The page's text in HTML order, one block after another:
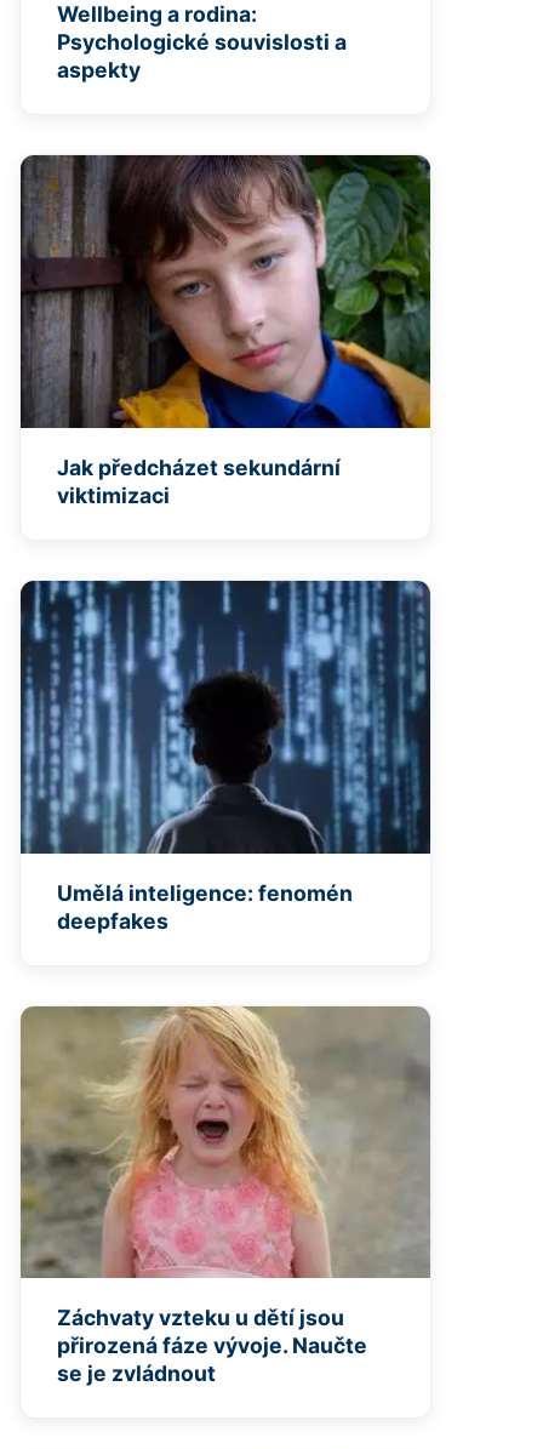
Wellbeing a rodina:
Psychologické souvislosti a
aspekty
Jak předcházet sekundární
viktimizaci
Umělá inteligence: fenomén
deepfakes
Záchvaty vzteku u dětí jsou
přirozená fáze vývoje. Naučte
se je zvládnout